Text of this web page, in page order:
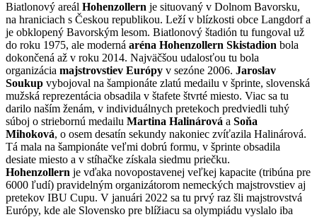
Biatlonový areál Hohenzollern je situovaný v Dolnom Bavorsku,
na hraniciach s Českou republikou. Leží v blízkosti obce Langdorf a
je obklopený Bavorským lesom. Biatlonový štadión tu fungoval už
do roku 1975, ale moderná aréna Hohenzollern Skistadion bola
dokončená až v roku 2014. Najväčšou udalosťou tu bola
organizácia majstrovstiev Európy v sezóne 2006. Jaroslav
Soukup vybojoval na šampionáte zlatú medailu v šprinte, slovenská
mužská reprezentácia obsadila v štafete štvrté miesto. Viac sa tu
darilo naším ženám, v individuálnych pretekoch predviedli tuhý
súboj o striebornú medailu Martina Halinárová a Soňa
Mihoková, o osem desatín sekundy nakoniec zvíťazila Halinárová.
Tá mala na šampionáte veľmi dobrú formu, v šprinte obsadila
desiate miesto a v stíhačke získala siedmu priečku.
Hohenzollern je vďaka novopostavenej veľkej kapacite (tribúna pre
6000 ľudí) pravidelným organizátorom nemeckých majstrovstiev aj
pretekov IBU Cupu. V januári 2022 sa tu prvý raz šli majstrovstvá
Európy, kde ale Slovensko pre blížiacu sa olympiádu vyslalo iba